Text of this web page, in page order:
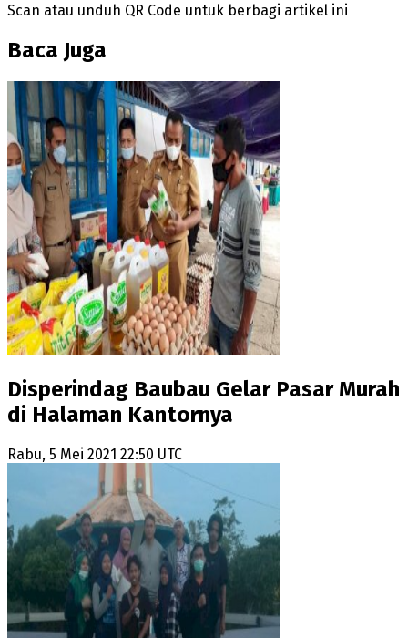
Scan atau unduh QR Code untuk berbagi artikel ini
Baca Juga
Disperindag Baubau Gelar Pasar Murah
di Halaman Kantornya
Rabu, 5 Mei 2021 22:50 UTC